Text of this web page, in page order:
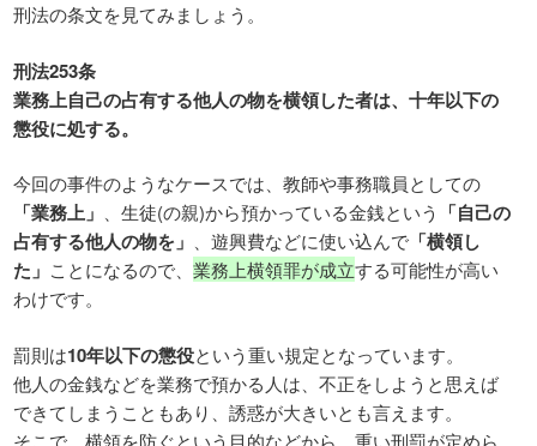
刑法の条文を見てみましょう。
刑法253条
業務上自己の占有する他人の物を横領した者は、十年以下の
懲役に処する。
今回の事件のようなケースでは、教師や事務職員としての
「業務上」 、生徒(の親)から預かっている金銭という
「自己の
占有する他人の物を」
、遊興費などに使い込んで 「横領し
た」 ことになるので、業務上横領罪が成立する可能性が高い
わけです。
罰則は10年以下の懲役という重い規定となっています。
他人の金銭などを業務で預かる人は、不正をしようと思えば
できてしまうこともあり、誘惑が大きいとも言えます。
そこで、横領を防ぐという目的などから、重い刑罰が定めら